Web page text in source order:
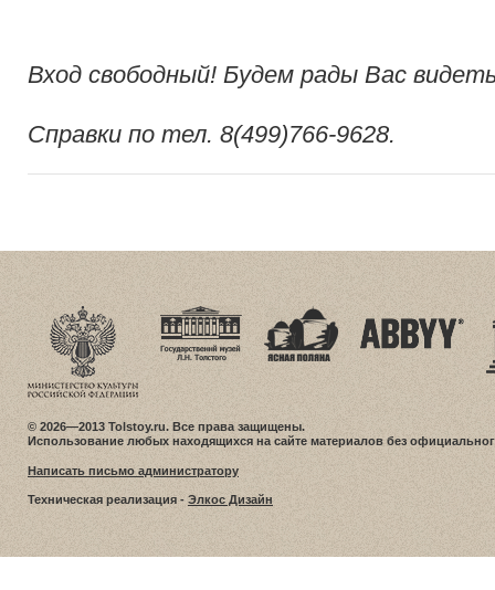
Вход свободный! Будем рады Вас
Справки по тел. 8(499)766-9628.
© 2026—2013 Tolstoy.ru. Все права защищены.
Использование любых находящихся на сайте материалов без
Написать письмо администратору
Техническая реализация - Элкос Дизайн